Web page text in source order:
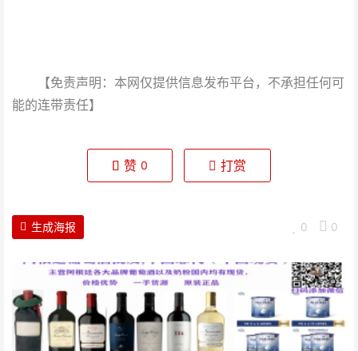
【免责声明：本网仅提供信息发布平台，不承担任何可
能的连带责任】
赞 0 打赏
0 0
生成海报